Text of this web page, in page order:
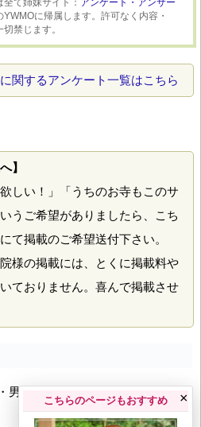
て姉妹サイト： アンケート・アンサー
に帰属します。許可なく内容・
禁じます。
関するアンケート一覧はこちら
】
しい！」「うちのお寺もこのサ
うご希望がありましたら、こち
にて掲載のご希望送付下さい。
様の掲載には、とくに掲載料や
ておりません。喜んで掲載させ
男性の年齢早見表とともにお伝え
こちらのページもおすすめ ×